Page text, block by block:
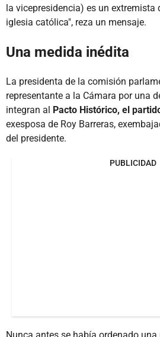
la vicepresidencia) es un extremista
iglesia católica", reza un mensaje.
Una medida inédita
La presidenta de la comisión
representante a la Cámara por una
integran al Pacto Histórico, el
exesposa de Roy Barreras,
del presidente.
PUBLICIDAD
Nunca antes se había ordenado